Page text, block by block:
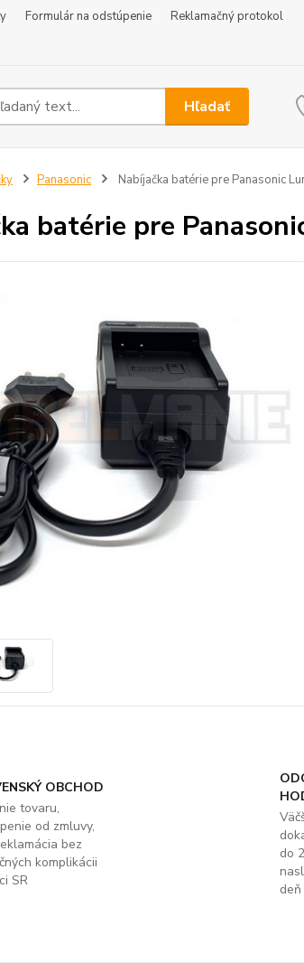
Formulár na odstúpenie
Reklamačný protokol
Hľadať
Panasonic Nabíjačka batérie pre Panasonic
batérie pre
OBCHOD
tovaru,
od zmluvy,
bez
komplikácii
SR
do
deň